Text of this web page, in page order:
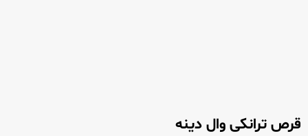
قرص ترانکی وال دینه